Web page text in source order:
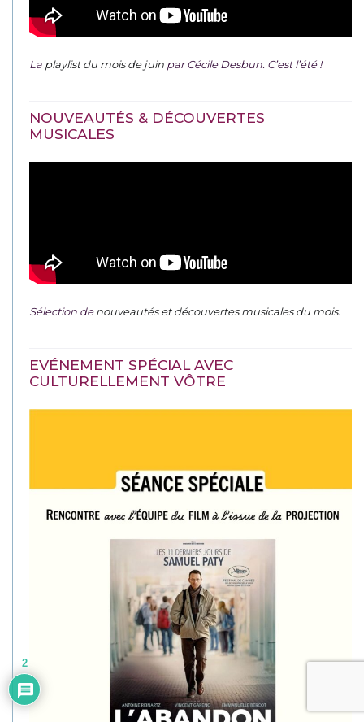
La playlist du mois de juin par Cécile Desbun. C’est l’été !
NOUVEAUTÉS & DÉCOUVERTES
MUSICALES
Sélection denouveautés et découvertes musicales du mois.
EVÉNEMENT SPÉCIAL AVEC
CULTURELLEMENT VÔTRE
2